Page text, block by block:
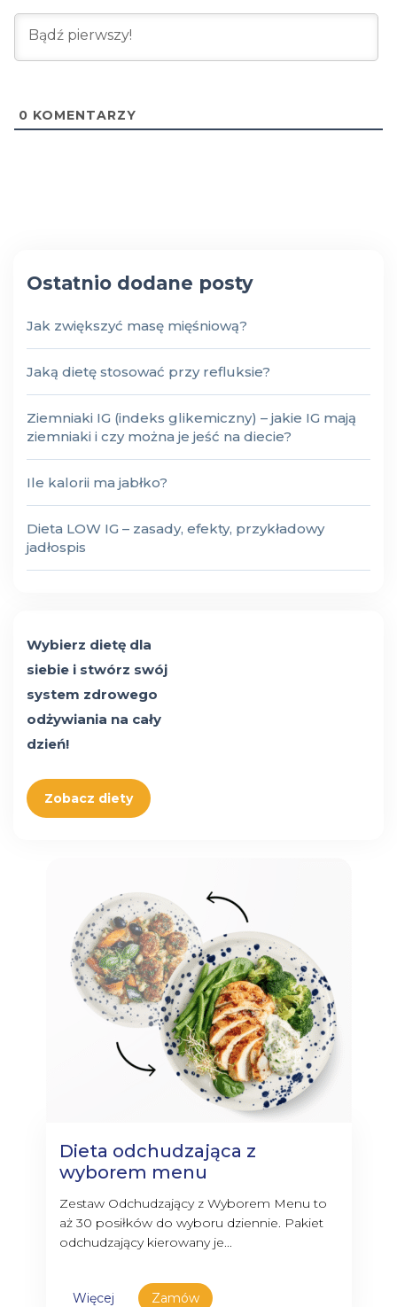
0 KOMENTARZY
Ostatnio dodane posty
Jak zwiększyć masę mięśniową?
Jaką dietę stosować przy refluksie?
Ziemniaki IG (indeks glikemiczny) – jakie IG mają
ziemniaki i czy można je jeść na diecie?
Ile kalorii ma jabłko?
Dieta LOW IG – zasady, efekty, przykładowy
jadłospis
Wybierz dietę dla
siebie i stwórz swój
system zdrowego
odżywiania na cały
dzień!
Zobacz diety
Dieta odchudzająca z
wyborem menu
Zestaw Odchudzający z Wyborem Menu to
aż 30 posiłków do wyboru dziennie. Pakiet
odchudzający kierowany je...
Więcej Zamów